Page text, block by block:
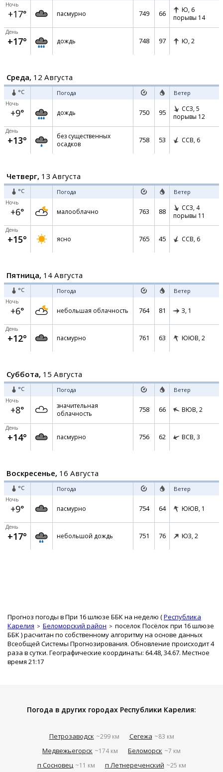
Ночь
+17° пасмурно 749 66 Ю, 6
порывы 14
День
+17° дождь 748 97 Ю, 2
Среда, 12 Августа
°C Погода Ветер
Ночь
+9° дождь 750 95 ССЗ, 5
порывы 12
День
+13°
без существенных
осадков
758 53 ССВ, 6
Четверг, 13 Августа
°C Погода Ветер
Ночь
+6° малооблачно 763 88 ССЗ, 4
порывы 11
День
+15° ясно 765 45 ССВ, 6
Пятница, 14 Августа
°C Погода Ветер
Ночь
+6° небольшая облачность 764 81 З, 1
День
+12° пасмурно 761 63 ЮЮВ, 2
Суббота, 15 Августа
°C Погода Ветер
Ночь
+8°
значительная
облачность
758 66 ВЮВ, 2
День
+14° пасмурно 756 62 ВСВ, 3
Воскресенье, 16 Августа
°C Погода Ветер
Ночь
+9° пасмурно 754 64 ЮЮВ, 1
День
+17° небольшой дождь 751 76 ЮЗ, 2
Прогноз погоды в При 16 шлюзе ББК на неделю (Республика
Карелия
Беломорский район
поселок Посёлок при 16 шлюзе
ББК) расчитан по собственному алгоритму на основе данных
Всеобщей Системы Прогнозирования. Обновление происходит 4
раза в сутки. Географические координаты: 64.48, 34.67. Местное
время 21:17
Погода в других городах Республики Карелия:
Петрозаводск ~299 км Сегежа ~83 км
Медвежьегорск ~174 км Беломорск ~7 км
п Сосновец ~11 км п Летнереченский ~25 км